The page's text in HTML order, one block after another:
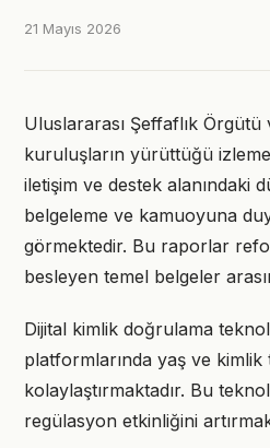
21 Mayıs 2026
Uluslararası Şeffaflık Örgütü
kuruluşların yürüttüğü izleme
iletişim ve destek alanındaki
belgeleme ve kamuoyuna
görmektedir. Bu raporlar
besleyen temel belgeler
Dijital kimlik doğrulama
platformlarında yaş ve kimlik
kolaylaştırmaktadır. Bu
regülasyon etkinliğini